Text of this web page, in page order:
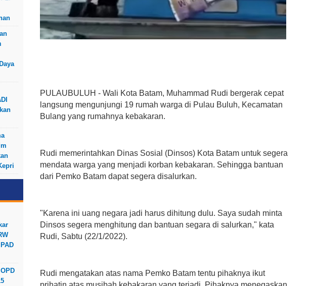
PULAUBULUH - Wali Kota Batam, Muhammad Rudi bergerak cepat
langsung mengunjungi 19 rumah warga di Pulau Buluh, Kecamatan
Bulang yang rumahnya kebakaran.
Rudi memerintahkan Dinas Sosial (Dinsos) Kota Batam untuk segera
mendata warga yang menjadi korban kebakaran. Sehingga bantuan
dari Pemko Batam dapat segera disalurkan.
"Karena ini uang negara jadi harus dihitung dulu. Saya sudah minta
Dinsos segera menghitung dan bantuan segara di salurkan," kata
Rudi, Sabtu (22/1/2022).
Rudi mengatakan atas nama Pemko Batam tentu pihaknya ikut